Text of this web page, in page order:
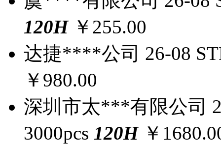
120H ￥255.00
达捷****公司 26-08
￥980.00
深圳市太***有限公司
3000pcs 120H ￥